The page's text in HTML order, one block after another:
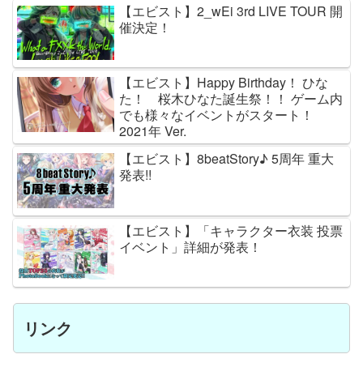
【エビスト】2_wEi 3rd LIVE TOUR 開
催決定！
【エビスト】Happy Birthday！ ひな
た！ 桜木ひなた誕生祭！！ ゲーム内
でも様々なイベントがスタート！
2021年 Ver.
【エビスト】8beatStory♪ 5周年 重大
発表!!
【エビスト】「キャラクター衣装 投票
イベント」詳細が発表！
リンク